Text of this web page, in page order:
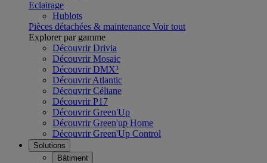
Eclairage
Hublots
Pièces détachées & maintenance Voir tout
Explorer par gamme
Découvrir Drivia
Découvrir Mosaic
Découvrir DMX³
Découvrir Atlantic
Découvrir Céliane
Découvrir P17
Découvrir Green'Up
Découvrir Green'up Home
Découvrir Green'Up Control
Solutions
Bâtiment